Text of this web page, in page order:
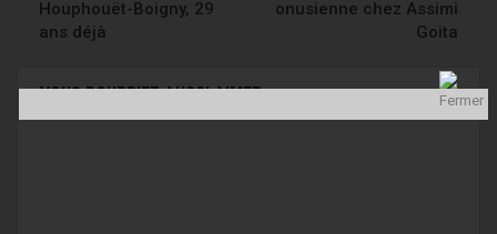
Houphouët-Boigny, 29
ans déjà
onusienne chez Assimi
Goita
Tout Le Texte
VOUS POURRIEZ AUSSI AIMER